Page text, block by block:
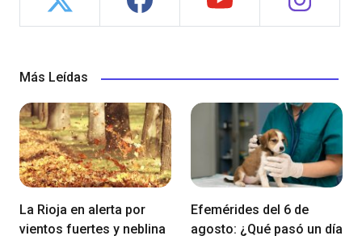
Más Leídas
La Rioja en alerta por
vientos fuertes y neblina
Efemérides del 6 de
agosto: ¿Qué pasó un día